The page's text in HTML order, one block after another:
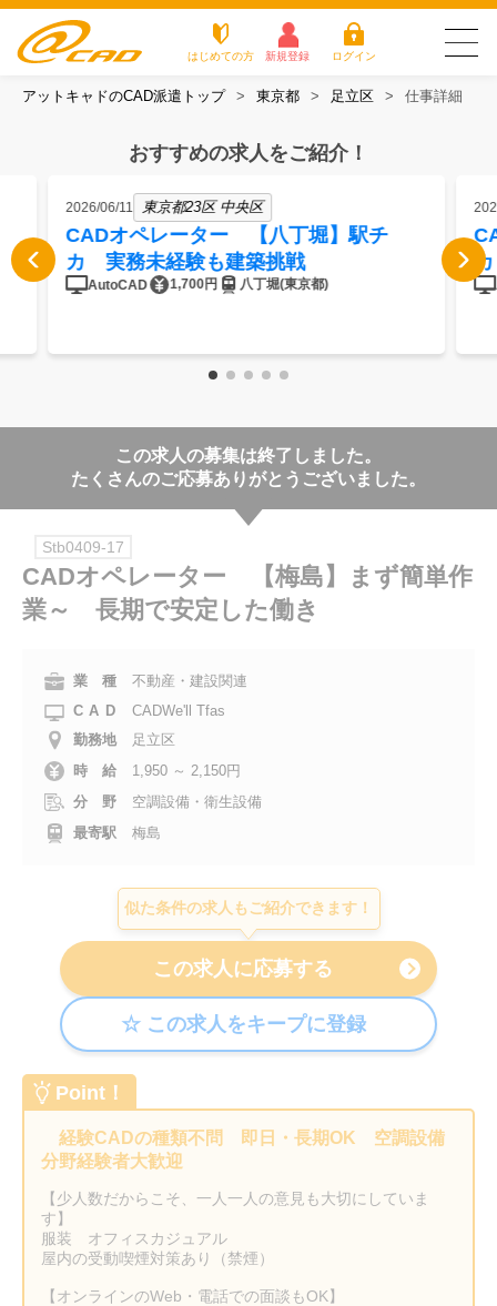
はじめての方 新規登録 ログイン
派遣がはじめての方
お仕事を探す
お役立ちコラム
転職をご希望の方 企業のご担当者様
お電話でのお問い合わせ
名古屋 0120-960-379
電話受付：平日 9:15～19:00
ばれる3つの理由
じめての
方
事を
探す
ちコラ
アットキャドのCAD派遣トップ 東京都 足立区 仕事詳細
おすすめの求人をご紹介！
2026/06/11 東京都23区 中央区
CADオペレーター 【八丁堀】駅チ
カ 実務未経験も建築挑戦
AutoCAD 1,700円 八丁堀(東京都)
この求人の募集は終了しました。
たくさんのご応募ありがとうございました。
Stb0409-17
CADオペレーター 【梅島】まず簡単作
業～ 長期で安定した働き
業 種
不動産・建設関連
CAD
CADWe'll Tfas
勤務地
足立区
時 給
1,950 ～ 2,150円
分 野
空調設備・衛生設備
最寄駅
梅島
似た条件の求人もご紹介できます！
Point！
経験CADの種類不問 即日・長期OK 空調設備
分野経験者大歓迎
【少人数だからこそ、一人一人の意見も大切にしていま
す】
服装 オフィスカジュアル
屋内の受動喫煙対策あり（禁煙）
【オンラインのWeb・電話での面談もOK】